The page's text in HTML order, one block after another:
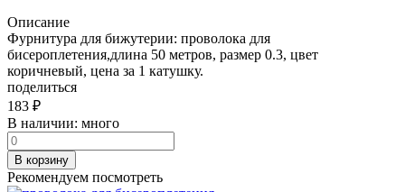
Описание
Фурнитура для бижутерии: проволока для
бисероплетения,длина 50 метров, размер 0.3, цвет
коричневый, цена за 1 катушку.
поделиться
183 ₽
В наличии: много
В корзину
Рекомендуем посмотреть